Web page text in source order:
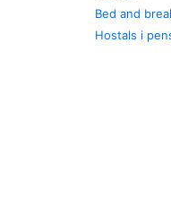
Bed and
Hostals i